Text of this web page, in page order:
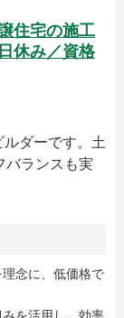
住宅の施工
休み／資格
ダーです。土
バランスも実
念に、低価格で